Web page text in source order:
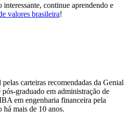
interessante, continue aprendendo e
valores brasileira!
carteiras recomendadas da Genial
graduado em administração de
em engenharia financeira pela
mais de 10 anos.